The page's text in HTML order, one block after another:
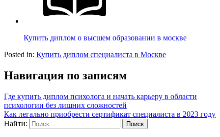
Купить диплом о высшем образовании в москве
Posted in: Купить диплом специалиста в Москве
Навигация по записям
Где купить диплом психолога и начать карьеру в области
психологии без лишних сложностей
Как легально приобрести сертификат специалиста в 2023 году
Найти: